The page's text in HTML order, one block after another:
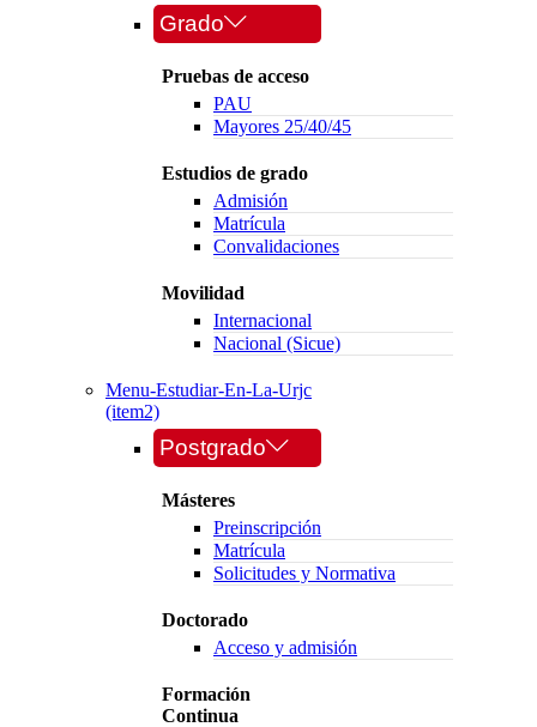
Grado
Pruebas de acceso
PAU
Mayores 25/40/45
Estudios de grado
Admisión
Matrícula
Convalidaciones
Movilidad
Internacional
Nacional (Sicue)
Menu-Estudiar-En-La-Urjc
(item2)
Postgrado
Másteres
Preinscripción
Matrícula
Solicitudes y Normativa
Doctorado
Acceso y admisión
Formación
Continua